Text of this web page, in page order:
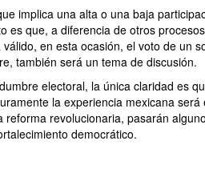
implica una alta o una baja
es que, a diferencia de otros
en esta ocasión, el voto de un
también será un tema de discusión.
electoral, la única claridad es
la experiencia mexicana
reforma revolucionaria, pasarán
democrático.